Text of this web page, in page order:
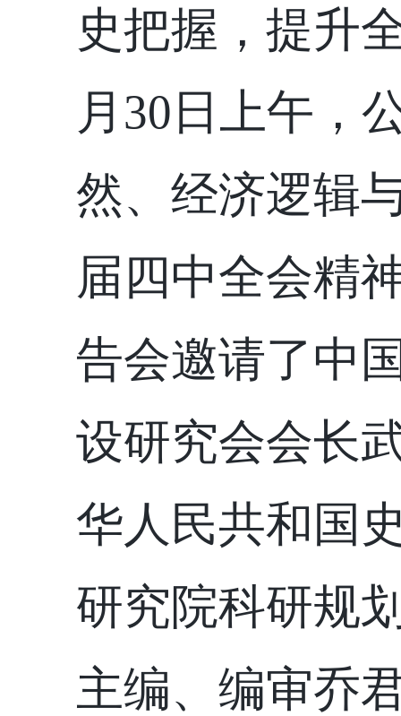
史把握 ，提升
月30日上午，
然、经济逻辑
届四中全会精
告会邀请了中
设研究会会长
华人民共和国
研究院科研规
主编、编审乔